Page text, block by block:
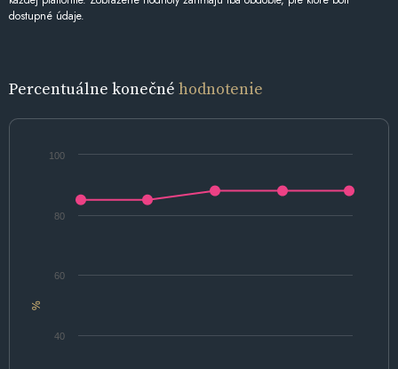
dostupné údaje.
Percentuálne konečné hodnotenie
%
40
60
80
100